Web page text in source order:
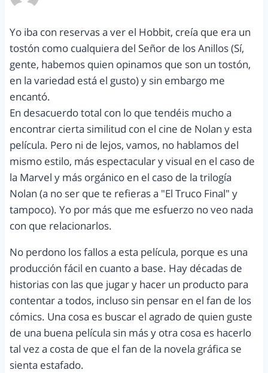
Yo iba con reservas a ver el Hobbit, creía que era un
tostón como cualquiera del Señor de los Anillos (Sí,
gente, habemos quien opinamos que son un tostón,
en la variedad está el gusto) y sin embargo me
encantó.
En desacuerdo total con lo que tendéis mucho a
encontrar cierta similitud con el cine de Nolan y esta
película. Pero ni de lejos, vamos, no hablamos del
mismo estilo, más espectacular y visual en el caso de
la Marvel y más orgánico en el caso de la trilogía
Nolan (a no ser que te refieras a "El Truco Final" y
tampoco). Yo por más que me esfuerzo no veo nada
con que relacionarlos.
No perdono los fallos a esta película, porque es una
producción fácil en cuanto a base. Hay décadas de
historias con las que jugar y hacer un producto para
contentar a todos, incluso sin pensar en el fan de los
cómics. Una cosa es buscar el agrado de quien guste
de una buena película sin más y otra cosa es hacerlo
tal vez a costa de que el fan de la novela gráfica se
sienta estafado.